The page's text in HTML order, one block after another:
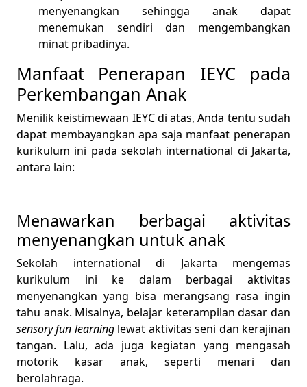
menyenangkan sehingga anak dapat
menemukan sendiri dan mengembangkan
minat pribadinya.
Manfaat Penerapan IEYC pada
Perkembangan Anak
Menilik keistimewaan IEYC di atas, Anda tentu sudah
dapat membayangkan apa saja manfaat penerapan
kurikulum ini pada sekolah international di Jakarta,
antara lain:
Menawarkan berbagai aktivitas
menyenangkan untuk anak
Sekolah international di Jakarta mengemas
kurikulum ini ke dalam berbagai aktivitas
menyenangkan yang bisa merangsang rasa ingin
tahu anak. Misalnya, belajar keterampilan dasar dan
sensory fun learning lewat aktivitas seni dan kerajinan
tangan. Lalu, ada juga kegiatan yang mengasah
motorik kasar anak, seperti menari dan
berolahraga.